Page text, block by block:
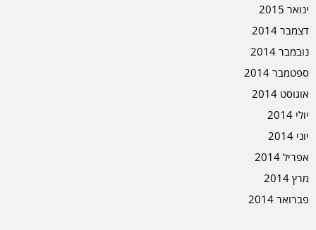
ינואר 2015
דצמבר 2014
נובמבר 2014
ספטמבר 2014
אוגוסט 2014
יולי 2014
יוני 2014
אפריל 2014
מרץ 2014
פברואר 2014